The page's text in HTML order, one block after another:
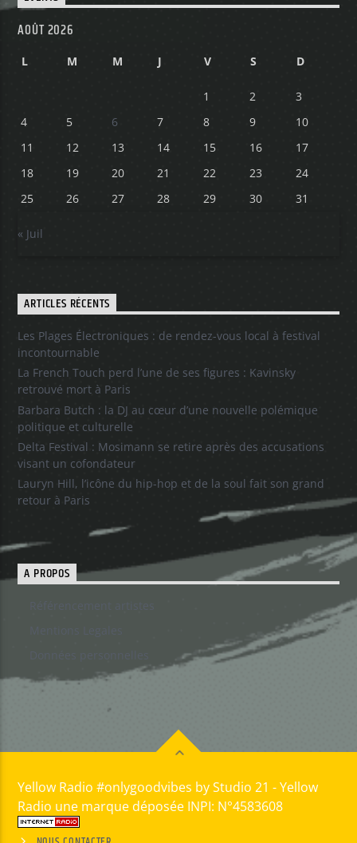
AOÛT 2026
L M M J V S D
1 2
3
4
5 6 7 8 9
10
11
12 13 14 15 16
17
18
19 20 21 22 23
24
25
26 27 28 29 30 31
« Juil
ARTICLES RÉCENTS
Les Plages Électroniques : de rendez-vous local à festival
incontournable
La French Touch perd l’une de ses figures : Kavinsky
retrouvé mort à Paris
Barbara Butch : la DJ au cœur d’une nouvelle polémique
politique et culturelle
Delta Festival : Mosimann se retire après des accusations
visant un cofondateur
Lauryn Hill, l’icône du hip-hop et de la soul fait son grand
retour à Paris
A PROPOS
Yellow Radio #onlygoodvibes by Studio 21 - Yellow
Radio une marque déposée INPI: N°4583608